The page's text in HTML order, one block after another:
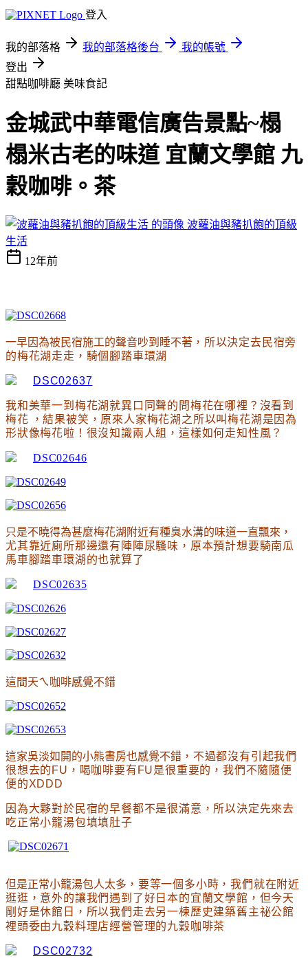
登入
我的部落格 我的部落格後台
我的帳號
登出
甜點咖啡廳 美味食記
金城武中華電信廣告景點~榻
榻米古老的味道 宜蘭文學館 九
穀咖啡。茶
波蘿油與豬扒飽的頂級
生活
12年前
一早因為被民宿施工的聲音吵到睡不著 ，所以決定去民宿旁
的梅花湖走走 ，騎個腳踏車環湖
我和美華一到梅花湖就異口同聲的問梅花在哪裡 ？沒看到
梅花
，結果被笑 ，原來人家梅花湖之所以叫梅花湖是因為
形狀像梅花啦 ！很沒知識兩人組 ，這樣如何走知性風 ？
只是不曉得為甚麼梅花湖附近有種臭水溝的味道一直飄來 ，
尤其靠近廁所那邊還有陣陣尿騷味 ，原本預計想要騎南瓜
馬車腳踏車環湖的也就算了
這間天ㄟ咖啡感覺不錯
這家吳淡如開的小熊書房也感覺不錯 ，不過都沒有引起我們
很想去的FU ，喝咖啡要有FU是很重要的 ，我們不隨隨便
便的XDDD
因為大夥對於民宿的早餐都不是很滿意 ，所以決定先來去
吃正常小籠湯包填填肚子
但是正常小籠湯包人太多 ，要等一個多小時 ，我們就在附近
逛逛 ，意外的讓我們遇到了好日本的宜蘭文學館 ，但今天
剛好是休館日
，所以我們走去另一棟歷史建築舊主祕公館
裡頭委由九穀料理店經營管理的九穀咖啡茶